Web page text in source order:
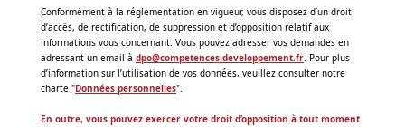
Conformément à la réglementation en vigueur, vous disposez d’un droit
d’accès, de rectification, de suppression et d’opposition relatif aux
informations vous concernant. Vous pouvez adresser vos demandes en
adressant un email à dpo@competences-developpement.fr. Pour plus
d’information sur l’utilisation de vos données, veuillez consulter notre
charte "Données personnelles".
En outre, vous pouvez exercer votre droit d’opposition à tout moment